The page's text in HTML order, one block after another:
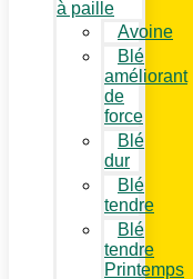
à paille
Avoine
Blé
améliorant
de
force
Blé
dur
Blé
tendre
Blé
tendre
Printemps